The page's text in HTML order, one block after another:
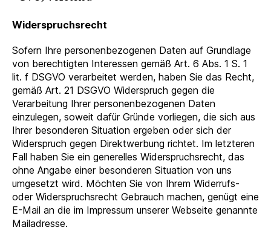
Widerspruchsrecht
Sofern Ihre personenbezogenen Daten auf Grundlage
von berechtigten Interessen gemäß Art. 6 Abs. 1 S. 1
lit. f DSGVO verarbeitet werden, haben Sie das Recht,
gemäß Art. 21 DSGVO Widerspruch gegen die
Verarbeitung Ihrer personenbezogenen Daten
einzulegen, soweit dafür Gründe vorliegen, die sich aus
Ihrer besonderen Situation ergeben oder sich der
Widerspruch gegen Direktwerbung richtet. Im letzteren
Fall haben Sie ein generelles Widerspruchsrecht, das
ohne Angabe einer besonderen Situation von uns
umgesetzt wird. Möchten Sie von Ihrem Widerrufs-
oder Widerspruchsrecht Gebrauch machen, genügt eine
E-Mail an die im Impressum unserer Webseite genannte
Mailadresse.